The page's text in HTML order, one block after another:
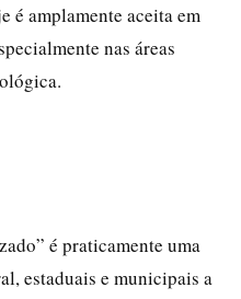
é amplamente aceita em
nas áreas
é praticamente uma
estaduais e municipais a